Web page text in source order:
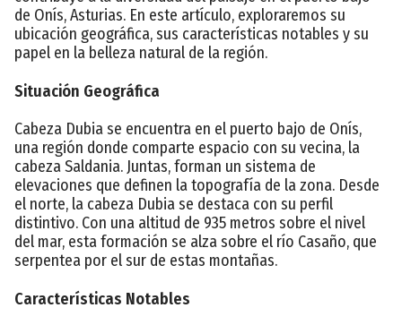
de Onís, Asturias. En este artículo, exploraremos su
ubicación geográfica, sus características notables y su
papel en la belleza natural de la región.
Situación Geográfica
Cabeza Dubia se encuentra en el puerto bajo de Onís,
una región donde comparte espacio con su vecina, la
cabeza Saldania. Juntas, forman un sistema de
elevaciones que definen la topografía de la zona. Desde
el norte, la cabeza Dubia se destaca con su perfil
distintivo. Con una altitud de 935 metros sobre el nivel
del mar, esta formación se alza sobre el río Casaño, que
serpentea por el sur de estas montañas.
Características Notables